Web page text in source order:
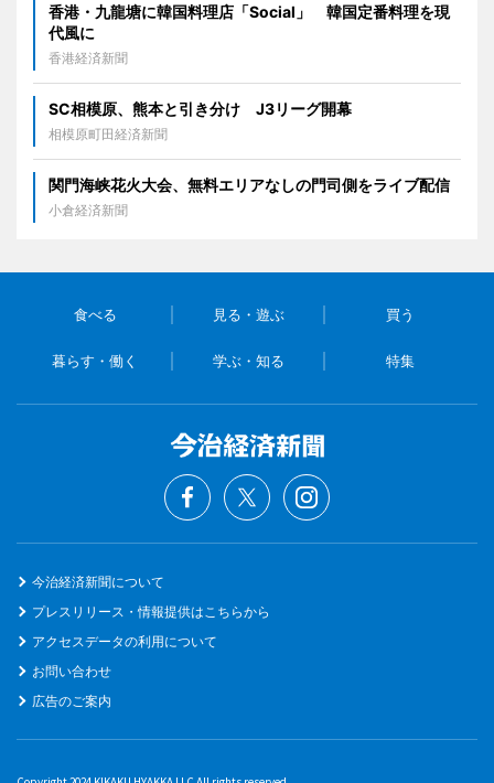
香港・九龍塘に韓国料理店「Social」 韓国定番料理を現
代風に
香港経済新聞
SC相模原、熊本と引き分け J3リーグ開幕
相模原町田経済新聞
関門海峡花火大会、無料エリアなしの門司側をライブ配信
小倉経済新聞
食べる 見る・遊ぶ 買う
暮らす・働く 学ぶ・知る 特集
今治経済新聞について
プレスリリース・情報提供はこちらから
アクセスデータの利用について
お問い合わせ
広告のご案内